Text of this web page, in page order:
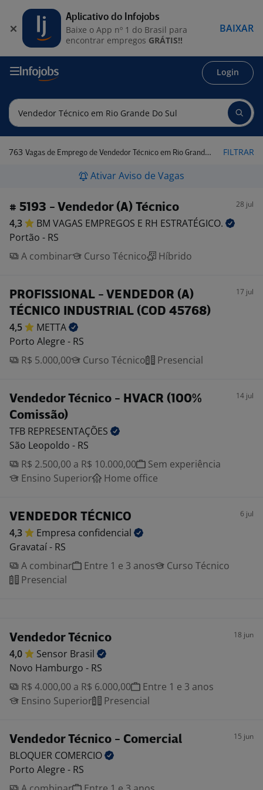
Login
763 Vagas de Emprego de Vendedor Técnico em Rio Grande do Sul FILTRAR
Ativar Aviso de Vagas
# 5193 - Vendedor (A) Técnico 28 jul
4,3 BM VAGAS EMPREGOS E RH ESTRATÉGICO.
Portão - RS
A combinar
Curso Técnico Híbrido
PROFISSIONAL - VENDEDOR (A)
TÉCNICO INDUSTRIAL (COD 45768)
17 jul
4,5
METTA
Porto Alegre - RS
R$ 5.000,00
Curso Técnico Presencial
Vendedor Técnico - HVACR (100%
Comissão)
14 jul
TFB REPRESENTAÇÕES
São Leopoldo - RS
R$ 2.500,00 a R$ 10.000,00
Sem experiência
Ensino Superior
Home office
VENDEDOR TÉCNICO 6 jul
4,3 Empresa confidencial
Gravataí - RS
A combinar
Entre 1 e 3 anos
Curso Técnico
Presencial
Vendedor Técnico 18 jun
4,0 Sensor Brasil
Novo Hamburgo - RS
R$ 4.000,00 a R$ 6.000,00
Entre 1 e 3 anos
Ensino Superior
Presencial
Vendedor Técnico - Comercial 15 jun
BLOQUER COMERCIO
Porto Alegre - RS
Aplicativo do Infojobs
Baixe o App nº 1 do Brasil para
encontrar empregos GRÁTIS!!
BAIXAR